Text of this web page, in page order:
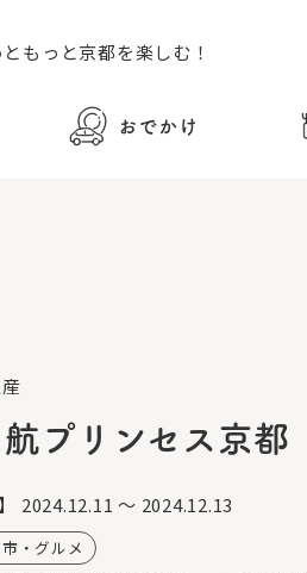
もっと京都を楽しむ！
おでかけ
航プリンセス京
2024.12.11 ～ 2024.12.13
・グルメ